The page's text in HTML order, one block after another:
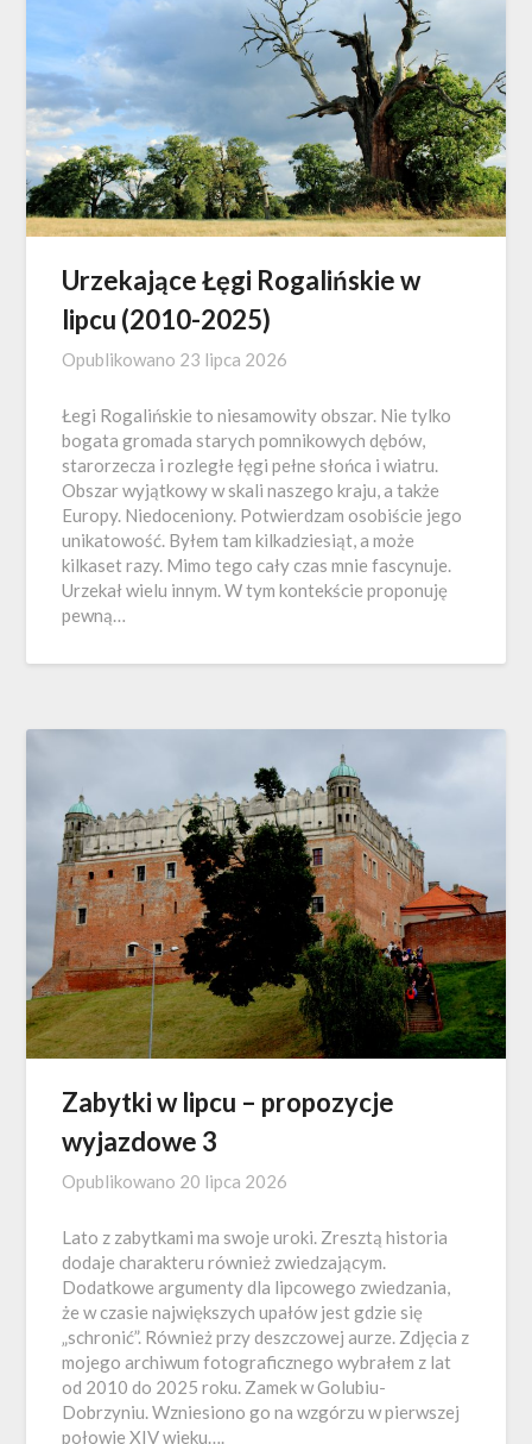
Urzekające Łęgi Rogalińskie w
lipcu (2010-2025)
Opublikowano 23 lipca 2026
Łegi Rogalińskie to niesamowity obszar. Nie tylko
bogata gromada starych pomnikowych dębów,
starorzecza i rozległe łęgi pełne słońca i wiatru.
Obszar wyjątkowy w skali naszego kraju, a także
Europy. Niedoceniony. Potwierdzam osobiście jego
unikatowość. Byłem tam kilkadziesiąt, a może
kilkaset razy. Mimo tego cały czas mnie fascynuje.
Urzekał wielu innym. W tym kontekście proponuję
pewną…
Zabytki w lipcu – propozycje
wyjazdowe 3
Opublikowano 20 lipca 2026
Lato z zabytkami ma swoje uroki. Zresztą historia
dodaje charakteru również zwiedzającym.
Dodatkowe argumenty dla lipcowego zwiedzania,
że w czasie największych upałów jest gdzie się
„schronić”. Również przy deszczowej aurze. Zdjęcia z
mojego archiwum fotograficznego wybrałem z lat
od 2010 do 2025 roku. Zamek w Golubiu-
Dobrzyniu. Wzniesiono go na wzgórzu w pierwszej
połowie XIV wieku….